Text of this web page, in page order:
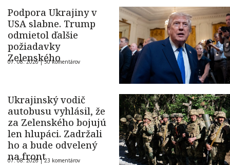
Podpora Ukrajiny v
USA slabne. Trump
odmietol ďalšie
požiadavky
Zelenského
07. 08. 2026 |50 komentárov
Ukrajinský vodič
autobusu vyhlásil, že
za Zelenského bojujú
len hlupáci. Zadržali
ho a bude odvelený
na front
07. 08. 2026 |23 komentárov